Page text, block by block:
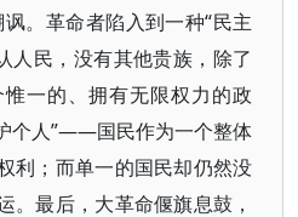
。革命者陷入到一种“民主
人民，没有其他贵族，除了
一的、拥有无限权力的政
个人”——国民作为一个整体
利；而单一的国民却仍然没
。最后，大革命偃旗息鼓，